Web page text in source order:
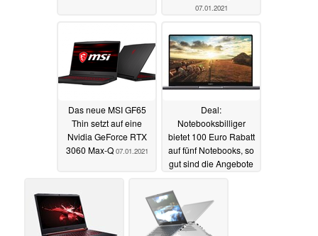
07.01.2021
Das neue MSI GF65
Thin setzt auf eine
Nvidia GeForce RTX
3060 Max-Q 07.01.2021
Deal:
Notebooksbilliger
bietet 100 Euro Rabatt
auf fünf Notebooks, so
gut sind die Angebote